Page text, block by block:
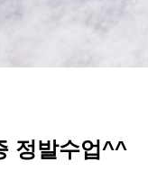
정발수업^^